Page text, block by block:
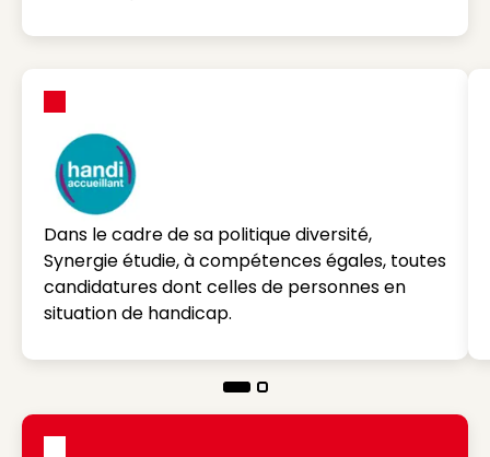
Dans le cadre de sa politique diversité,
Synergie étudie, à compétences égales, toutes
candidatures dont celles de personnes en
situation de handicap.